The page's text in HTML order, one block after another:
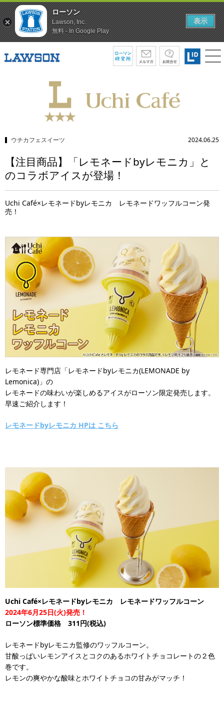
ウチカフェスイーツ 2024.06.25
【注目商品】「レモネードbyレモニカ」と
のコラボアイスが登場！
Uchi Café×レモネードbyレモニカ レモネードワッフルコーン発
売！
レモネード専門店「レモネードbyレモニカ(LEMONADE by
Lemonica)」の
レモネードの味わいが楽しめるアイスがローソン限定発売します。
早速ご紹介します！
レモネードbyレモニカ HPは こちら
Uchi Café×レモネードbyレモニカ
レモネードワッフルコーン
2024年6月25日(火)発売！
ローソン標準価格 311円(税込)
レモネードbyレモニカ監修のワッフルコーン。
甘酸っぱいレモンアイスとコクのあるホワイトチョコレートの２色
巻です。
レモンの爽やかな酸味とホワイトチョコの甘みがマッチ！
ローソン
Lawson, Inc.
無料 - In Google Play
表示